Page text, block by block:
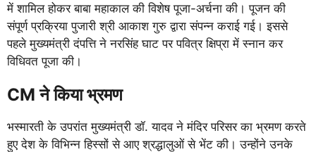
में शामिल होकर बाबा महाकाल की विशेष पूजा-अर्चना की। पूजन की
संपूर्ण प्रक्रिया पुजारी श्री आकाश गुरु द्वारा संपन्न कराई गई। इससे
पहले मुख्यमंत्री दंपत्ति ने नरसिंह घाट पर पवित्र क्षिप्रा में स्नान कर
विधिवत पूजा की।
CM ने किया भ्रमण
भस्मारती के उपरांत मुख्यमंत्री डॉ. यादव ने मंदिर परिसर का भ्रमण करते
हुए देश के विभिन्न हिस्सों से आए श्रद्धालुओं से भेंट की। उन्होंने उनके